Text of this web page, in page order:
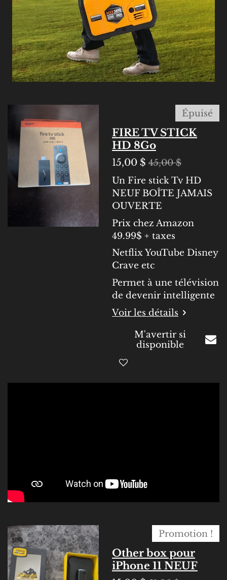
Épuisé
FIRE TV STICK
HD 8Go
15,00 $ 45,00 $
Un Fire stick Tv HD
NEUF BOÎTE JAMAIS
OUVERTE
Prix chez Amazon
49.99$ + taxes
Netflix YouTube Disney
Crave etc
Permet à une télévision
de devenir intelligente
Voir les détails
M'avertir si
disponible
Promotion !
Other box pour
iPhone 11 NEUF